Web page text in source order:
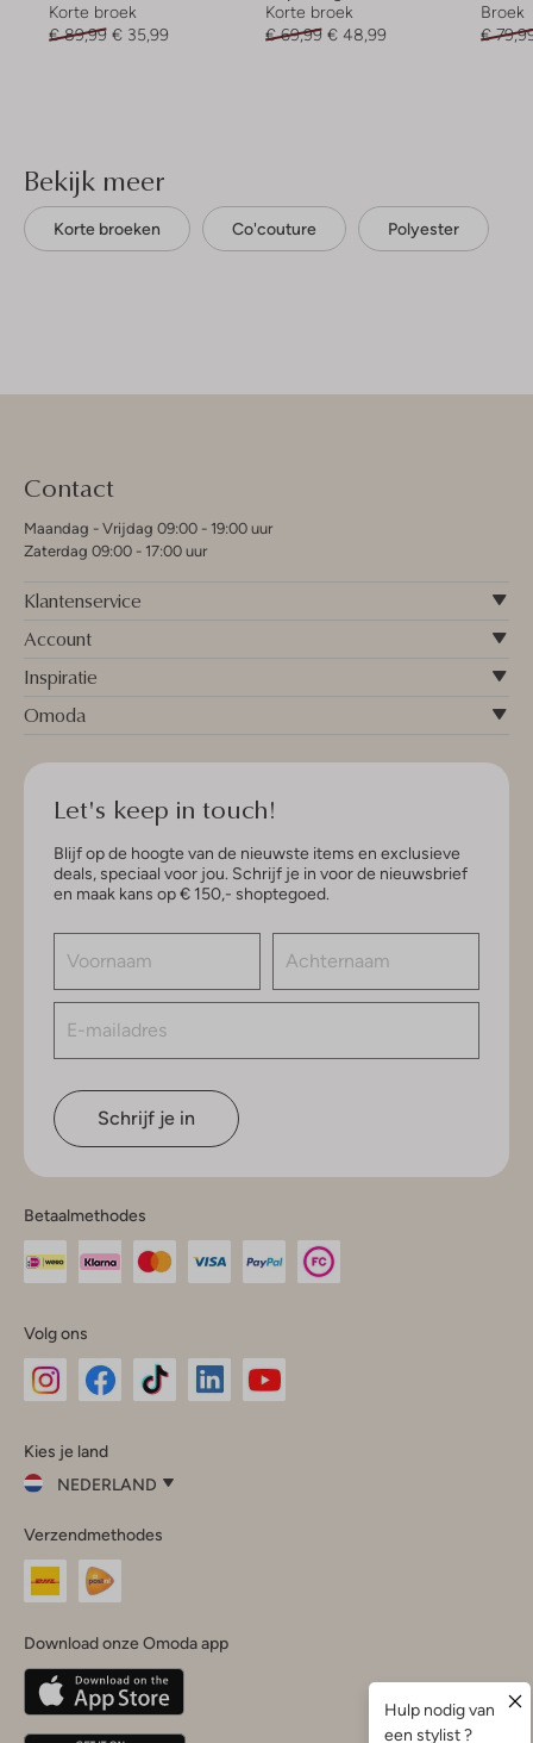
Korte broek
€ 89,99 € 35,99
Korte broek
€ 69,99 € 48,99
Broek
€
Bekijk meer
Korte broeken Co'couture Polyester
Contact
Maandag - Vrijdag 09:00 - 19:00 uur
Zaterdag 09:00 - 17:00 uur
Klantenservice
Account
Inspiratie
Omoda
Let's keep in touch!
Blijf op de hoogte van de nieuwste items en exclusieve
deals, speciaal voor jou. Schrijf je in voor de nieuwsbrief
en maak kans op € 150,- shoptegoed.
Schrijf je in
Betaalmethodes
Volg ons
InstagramFacebook
Kies je land
NEDERLAND
je
land
Nederland
Belgique(Français)
Deutschland
Verzendmethodes
Download onze Omoda app